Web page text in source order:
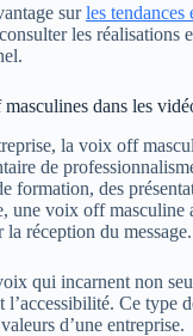
surles
les réalisations
dans les
la voix off
de
formation, des
une voix off masculine
réception du message.
qui incarnent non
l’accessibilité. Ce type
d’une entreprise.